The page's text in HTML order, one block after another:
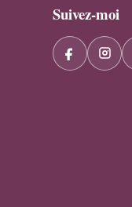
Suivez-moi
F
I